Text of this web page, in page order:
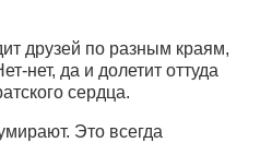
друзей по разным краям,
нет, да и долетит оттуда
сердца.
Это всегда